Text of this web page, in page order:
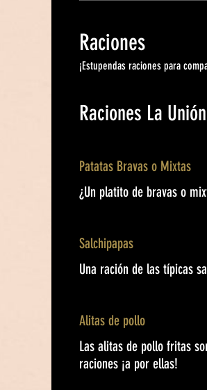
Raciones
¡Estupendas raciones para
Raciones La Unión
Patatas Bravas o Mixtas
¿Un platito de bravas o
Salchipapas
Una ración de las típicas
Alitas de pollo
Las alitas de pollo fritas
raciones ¡a por ellas!